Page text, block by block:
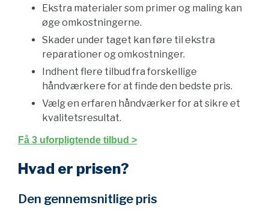
Ekstra materialer som primer og maling kan
øge omkostningerne.
Skader under taget kan føre til ekstra
reparationer og omkostninger.
Indhent flere tilbud fra forskellige
håndværkere for at finde den bedste pris.
Vælg en erfaren håndværker for at sikre et
kvalitetsresultat.
Få 3 uforpligtende tilbud >
Hvad er prisen?
Den gennemsnitlige pris